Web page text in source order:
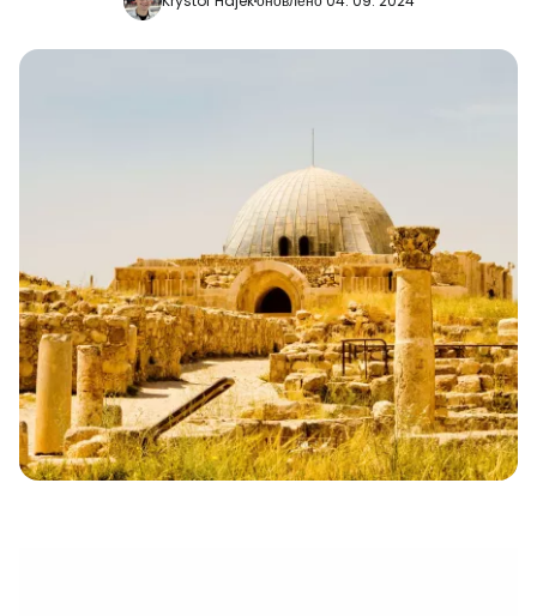
Продовжуйте у Facebook